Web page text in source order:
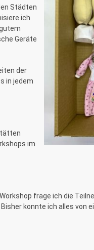
Städten
ich
Geräte
der
in jedem
im
frage ich die
konnte ich alles von